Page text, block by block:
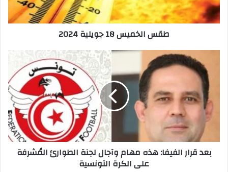
طقس الخميس 18 جويلية 2024
الفيفا:
مهام
وآجال
لجنة
الطوارئ
المُشرفة
علىبعد قرار الفيفا: هذه مهام وآجال لجنة الطوارئ المُشرفة
على الكرة التونسية